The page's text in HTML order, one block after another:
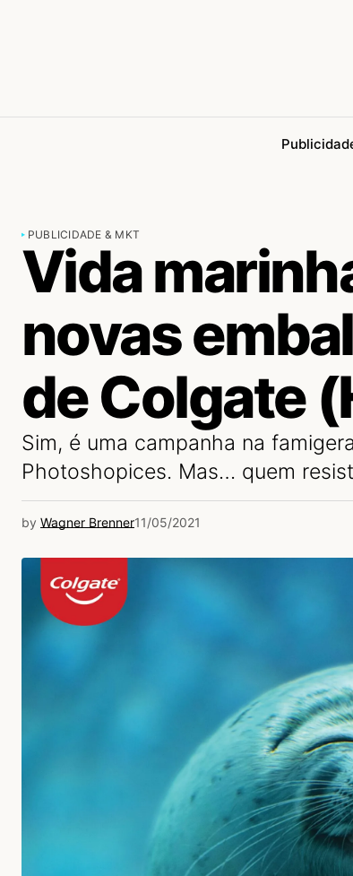
PUBLICIDADE & MKT
Vida
novas
de Colgate
Sim, é uma campanha na
Photoshopices. Mas… quem
by Wagner Brenner11/05/2021